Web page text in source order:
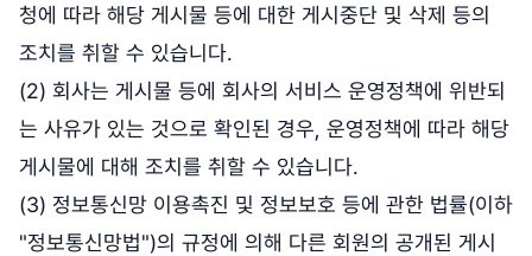
청에 따라 해당 게시물 등에 대한 게시중단 및 삭제 등의
조치를 취할 수 있습니다.
(2) 회사는 게시물 등에 회사의 서비스 운영정책에 위반되
는 사유가 있는 것으로 확인된 경우, 운영정책에 따라 해당
게시물에 대해 조치를 취할 수 있습니다.
(3) 정보통신망 이용촉진 및 정보보호 등에 관한 법률(이하
"정보통신망법")의 규정에 의해 다른 회원의 공개된 게시